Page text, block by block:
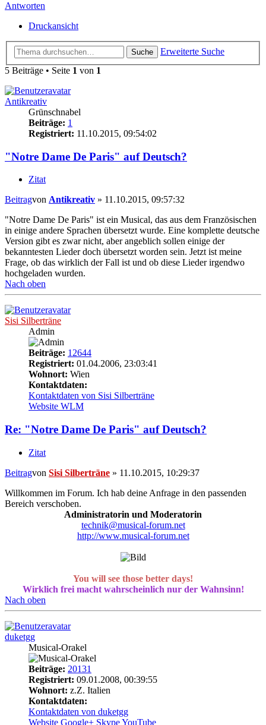
Antworten
Druckansicht
Suche
Erweiterte Suche
5 Beiträge • Seite 1 von 1
Antikreativ
Grünschnabel
Beiträge: 1
Registriert: 11.10.2015, 09:54:02
"Notre Dame De Paris" auf Deutsch?
Zitat
Beitragvon Antikreativ » 11.10.2015, 09:57:32
"Notre Dame De Paris" ist ein Musical, das aus dem Französischen
in einige andere Sprachen übersetzt wurde. Eine komplette deutsche
Version gibt es zwar nicht, aber angeblich sollen einige der
bekanntesten Lieder doch übersetzt worden sein. Jetzt ist meine
Frage, ob das wirklich der Fall ist und ob diese Lieder irgendwo
hochgeladen wurden.
Nach oben
Sisi Silberträne
Admin
Beiträge: 12644
Registriert: 01.04.2006, 23:03:41
Wohnort: Wien
Kontaktdaten:
Kontaktdaten von Sisi Silberträne
Website WLM
Re: "Notre Dame De Paris" auf Deutsch?
Zitat
Beitragvon Sisi Silberträne » 11.10.2015, 10:29:37
Willkommen im Forum. Ich hab deine Anfrage in den passenden
Bereich verschoben.
Administratorin und Moderatorin
technik@musical-forum.net
http://www.musical-forum.net
You will see those better days!
Wirklich frei macht wahrscheinlich nur der Wahnsinn!
Nach oben
duketgg
Musical-Orakel
Beiträge: 20131
Registriert: 09.01.2008, 00:39:55
Wohnort: z.Z. Italien
Kontaktdaten:
Kontaktdaten von duketgg
Website Google+ SkypeYouTube